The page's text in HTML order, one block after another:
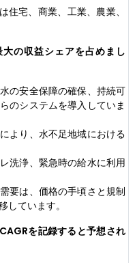
宅、商業、工業、農業、
の収益シェアを占めまし
の安全保障の確保、持続可
のシステムを導入していま
より、水不足地域における
洗浄、緊急時の給水に利用
要は、価格の手頃さと規制
しています。
を記録すると予想され